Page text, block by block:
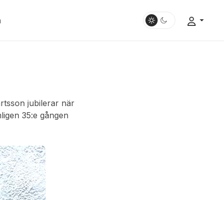
jubilerar när
35:e gången